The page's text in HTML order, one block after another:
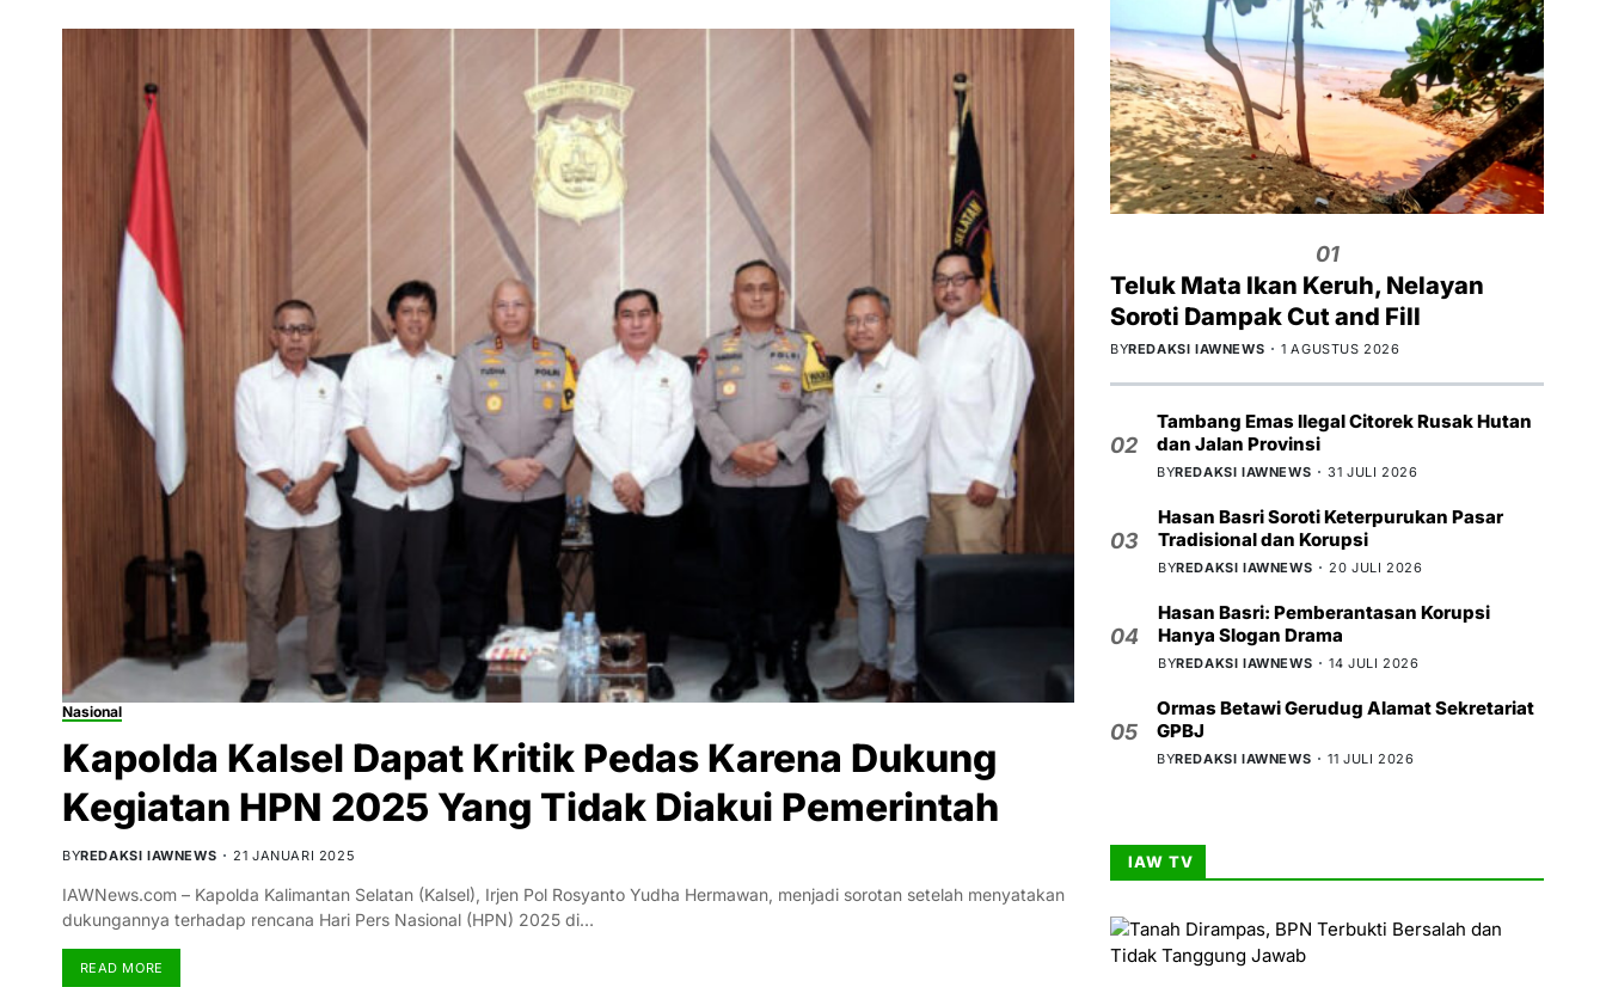
Nasional
Kapolda Kalsel Dapat Kritik Pedas Karena Dukung
Kegiatan HPN 2025 Yang Tidak Diakui Pemerintah
BYREDAKSI IAWNEWS 21 JANUARI 2025
IAWNews.com – Kapolda Kalimantan Selatan (Kalsel), Irjen Pol Rosyanto Yudha Hermawan, menjadi sorotan setelah menyatakan
dukungannya terhadap rencana Hari Pers Nasional (HPN) 2025 di…
READ MORE
01
Teluk Mata Ikan Keruh, Nelayan
Soroti Dampak Cut and Fill
BYREDAKSI IAWNEWS 1 AGUSTUS 2026
02
Tambang Emas Ilegal Citorek Rusak Hutan
dan Jalan Provinsi
BYREDAKSI IAWNEWS 31 JULI 2026
03
Hasan Basri Soroti Keterpurukan Pasar
Tradisional dan Korupsi
BYREDAKSI IAWNEWS 20 JULI 2026
04
Hasan Basri: Pemberantasan Korupsi
Hanya Slogan Drama
BYREDAKSI IAWNEWS 14 JULI 2026
05
Ormas Betawi Gerudug Alamat Sekretariat
GPBJ
BYREDAKSI IAWNEWS 11 JULI 2026
IAW TV